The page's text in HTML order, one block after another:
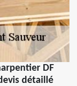
DF
détaillé